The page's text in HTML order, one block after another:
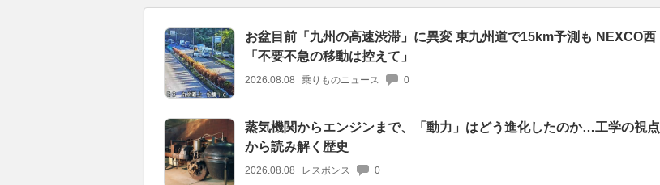
お盆目前「九州の高速渋滞」に異変 東九州道で15km予測も NEXCO西
「不要不急の移動は控えて」
2026.08.08 乗りものニュース 0
蒸気機関からエンジンまで、「動力」はどう進化したのか…工学の視点
から読み解く歴史
2026.08.08 レスポンス 0